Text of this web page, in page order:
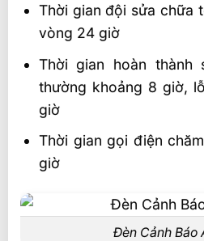
Thời gian đội sửa chữa
vòng 24 giờ
Thời gian hoàn thành
thường khoảng 8 giờ,
giờ
Thời gian gọi điện
giờ
Đèn Cảnh Báo